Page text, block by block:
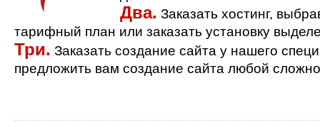
Два. Заказать хостинг,
тарифный план или заказать установку
Три. Заказать создание сайта у нашего
предложить вам создание сайта любой